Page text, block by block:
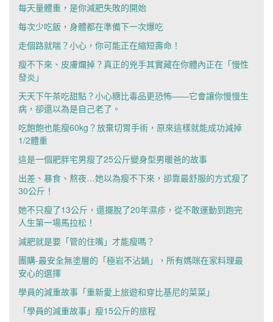
每天量體重，是你減肥失敗的開始
每次少吃飯，身體都在準備下一次爆吃
走個路就喘？小心，你可能正在縮短壽命！
瘦不下來、皮膚爛掉？真正的兇手其實藏在你體內正在「慢性
發炎」
天天下午茶吃甜點？小心糖比毒品更恐怖——它會讓你慢慢生
病，卻還以為是自己老了。
吃飽飽也能瘦60kg？放棄切胃手術，原來這樣就能成功減掉
1/2體重
這是一個肥胖宅男瘦了25公斤變身型男暖爸的故事
出差、暴食、熬夜…她以為瘦不下來，卻靠最舒服的方式瘦了
30公斤！
她不只瘦了13公斤，還擺脫了20年濕疹，從不敢運動到跑完
人生第一場馬拉松！
減肥就是要「管的住嘴」才能瘦嗎？
團購-最安全無塗層的「極岩不沾鍋」，所有媽咪在家料理最
安心的選擇
學員的減重故事「重新愛上旅遊和穿比基尼的菜菜」
「學員的減重故事」瘦15公斤的旅程